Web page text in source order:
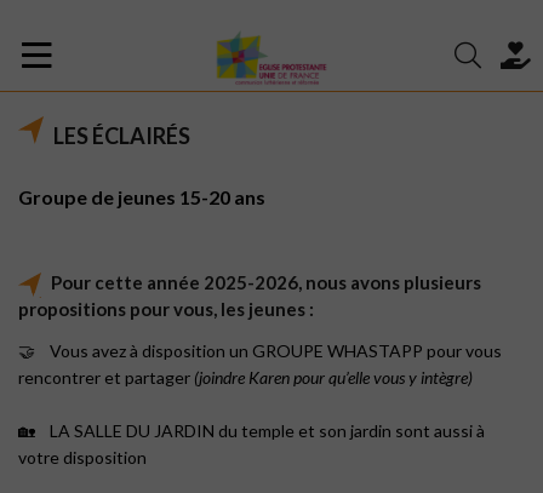
LES ÉCLAIRÉS
Groupe de jeunes 15-20 ans
Pour cette année 2025-2026, nous avons plusieurs
propositions pour vous, les jeunes :
🤝 Vous avez à disposition un GROUPE WHASTAPP pour vous
rencontrer et partager (joindre Karen pour qu’elle vous y intègre)
🏡 LA SALLE DU JARDIN du temple et son jardin sont aussi à
votre disposition